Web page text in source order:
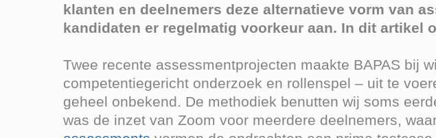
klanten en deelnemers deze alternatieve vorm van
kandidaten er regelmatig voorkeur aan. In dit artikel
Twee recente assessmentprojecten maakte BAPAS bij
competentiegericht onderzoek en rollenspel – uit te
geheel onbekend. De methodiek benutten wij soms
was de inzet van Zoom voor meerdere deelnemers,